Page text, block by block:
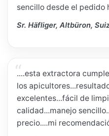
sencillo desde el pedido
Sr. Häfliger, Altbüron,
....esta extractora
los
excelentes...fácil de
calidad...manejo
precio....mi